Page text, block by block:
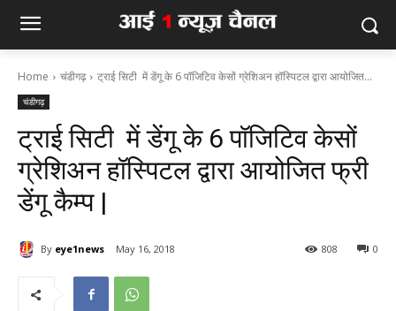
Home चंडीगढ़ ट्राई सिटी में डेंगू के 6 पॉजिटिव केसों ग्रेशिअन हॉस्पिटल द्वारा आयोजित...
चंडीगढ़
ट्राई सिटी में डेंगू के 6 पॉजिटिव केसों
ग्रेशिअन हॉस्पिटल द्वारा आयोजित फ्री
डेंगू कैम्प |
By eye1news May 16, 2018 0
808